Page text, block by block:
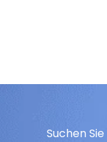
Suchen